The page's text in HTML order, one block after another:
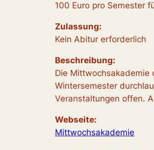
100 Euro pro Semester
Zulassung:
Kein Abitur erforderlich
Beschreibung:
Die Mittwochsakademie
Wintersemester
Veranstaltungen offen.
Webseite:
Mittwochsakademie